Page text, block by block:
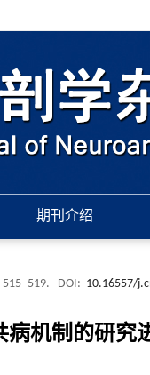
期刊介绍
515 -519. DOI: 10.16557/
病机制的研究